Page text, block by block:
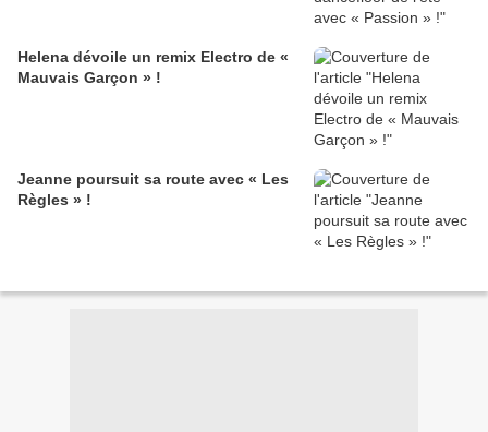
Helena dévoile un remix Electro de «
Mauvais Garçon » !
Jeanne poursuit sa route avec « Les
Règles » !